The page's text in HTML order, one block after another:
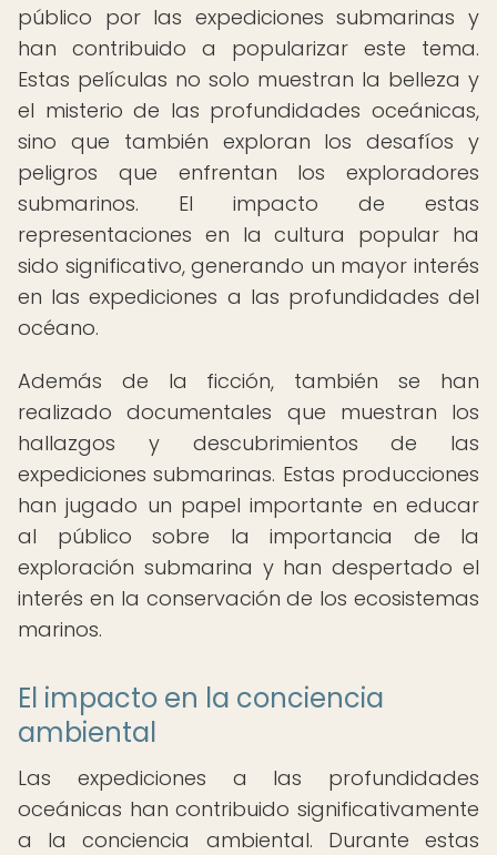
público por las expediciones submarinas y
han contribuido a popularizar este tema.
Estas películas no solo muestran la belleza y
el misterio de las profundidades oceánicas,
sino que también exploran los desafíos y
peligros que enfrentan los exploradores
submarinos. El impacto de estas
representaciones en la cultura popular ha
sido significativo, generando un mayor interés
en las expediciones a las profundidades del
océano.
Además de la ficción, también se han
realizado documentales que muestran los
hallazgos y descubrimientos de las
expediciones submarinas. Estas producciones
han jugado un papel importante en educar
al público sobre la importancia de la
exploración submarina y han despertado el
interés en la conservación de los ecosistemas
marinos.
El impacto en la conciencia
ambiental
Las expediciones a las profundidades
oceánicas han contribuido significativamente
a la conciencia ambiental. Durante estas